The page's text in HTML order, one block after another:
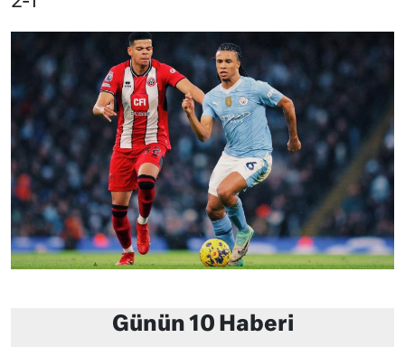
Günün 10 Haberi